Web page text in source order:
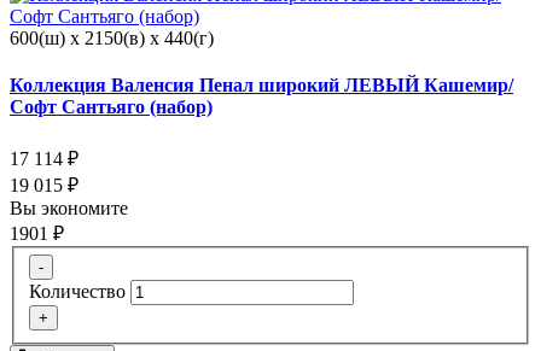
600(ш) x 2150(в) x 440(г)
Коллекция Валенсия Пенал широкий ЛЕВЫЙ Кашемир/
Софт Сантьяго (набор)
17 114 ₽
19 015 ₽
Вы экономите
1901 ₽
-
Количество
+